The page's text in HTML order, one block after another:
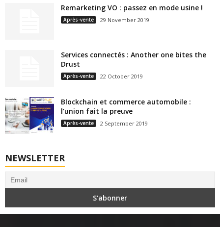
Remarketing VO : passez en mode usine !
Après-vente 29 November 2019
Services connectés : Another one bites the
Drust
Après-vente 22 October 2019
Blockchain et commerce automobile :
l’union fait la preuve
Après-vente 2 September 2019
NEWSLETTER